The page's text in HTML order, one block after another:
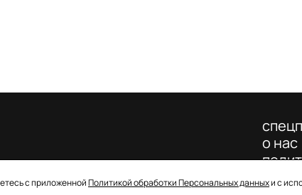
с приложеннойПолитикой обработки Персональных данныхи с
от 22 августа
о нас